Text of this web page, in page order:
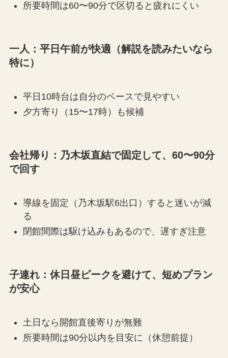
所要時間は60〜90分で区切ると疲れにくい
一人：平日午前が快適（解説を読みたいなら
特に）
平日10時台は自分のペースで見やすい
夕方寄り（15〜17時）も候補
会社帰り：乃木坂直結で固定して、60〜90分
で回す
導線を固定（乃木坂駅6出口）すると迷いが減
る
閉館間際は駆け込みもあるので、遅すぎ注意
子連れ：休日昼ピークを避けて、短めプラン
が安心
土日なら開館直後寄りが無難
所要時間は90分以内を目安に（休憩前提）